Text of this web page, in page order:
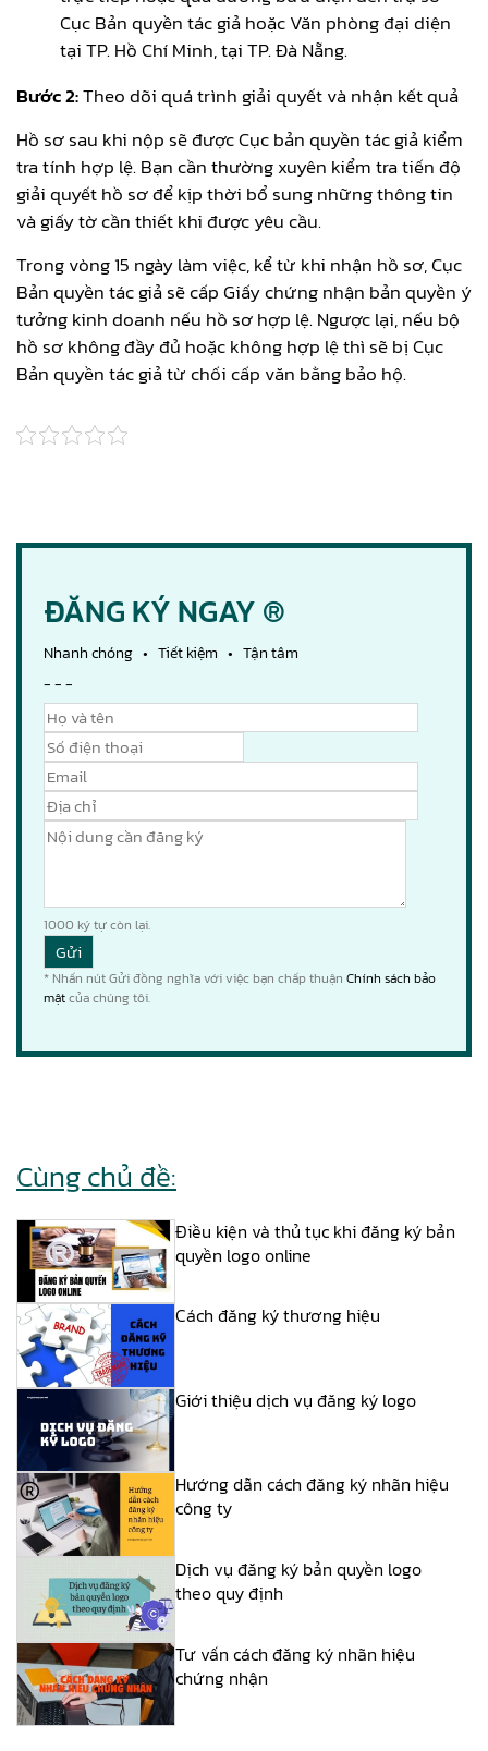
Cục Bản quyền tác giả hoặc Văn phòng đại diện
tại TP. Hồ Chí Minh, tại TP. Đà Nẵng.
Bước 2:Theo dõi quá trình giải quyết và nhận kết quả
Hồ sơ sau khi nộp sẽ được Cục bản quyền tác giả kiểm
tra tính hợp lệ. Bạn cần thường xuyên kiểm tra tiến độ
giải quyết hồ sơ để kịp thời bổ sung những thông tin
và giấy tờ cần thiết khi được yêu cầu.
Trong vòng 15 ngày làm việc, kể từ khi nhận hồ sơ, Cục
Bản quyền tác giả sẽ cấp Giấy chứng nhận bản quyền ý
tưởng kinh doanh nếu hồ sơ hợp lệ. Ngược lại, nếu bộ
hồ sơ không đầy đủ hoặc không hợp lệ thì sẽ bị Cục
Bản quyền tác giả từ chối cấp văn bằng bảo hộ.
ĐĂNG KÝ NGAY ®
Nhanh chóng • Tiết kiệm • Tận tâm
- - -
1000 ký tự còn lại.
* Nhấn nút Gửi đồng nghĩa với việc bạn chấp thuận Chính sách bảo
mậtcủa chúng tôi.
Cùng chủ đề:
Điều kiện và thủ tục khi đăng ký bản
quyền logo online
Cách đăng ký thương hiệu
Giới thiệu dịch vụ đăng ký logo
Hướng dẫn cách đăng ký nhãn hiệu
công ty
Dịch vụ đăng ký bản quyền logo
theo quy định
Tư vấn cách đăng ký nhãn hiệu
chứng nhận